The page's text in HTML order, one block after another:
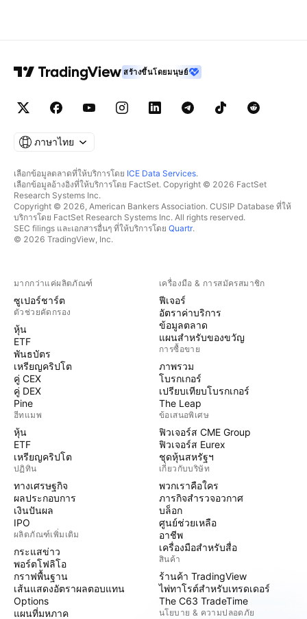
สร้างขึ้นโดยมนุษย์
ภาษาไทย
เลือกข้อมูลตลาดที่ให้บริการโดย ICE Data Services.
เลือกข้อมูลอ้างอิงที่ให้บริการโดย FactSet. Copyright © 2026 FactSet
Research Systems Inc.
Copyright © 2026, American Bankers Association. CUSIP Database ที่ให้
บริการโดย FactSet Research Systems Inc. All rights reserved.
SEC filings และเอกสารอื่นๆ ที่ให้บริการโดย Quartr.
© 2026 TradingView, Inc.
มากกว่าแค่ผลิตภัณฑ์
ซูเปอร์ชาร์ต
ตัวช่วยคัดกรอง
หุ้น
ETF
พันธบัตร
เหรียญคริปโต
คู่ CEX
คู่ DEX
Pine
ฮีทแมพ
หุ้น
ETF
เหรียญคริปโต
ปฏิทิน
ทางเศรษฐกิจ
ผลประกอบการ
เงินปันผล
IPO
ผลิตภัณฑ์เพิ่มเติม
กระแสข่าว
พอร์ตโฟลิโอ
กราฟพื้นฐาน
เส้นแสดงอัตราผลตอบแทน
Options
แผนที่มหภาค
เครื่องมือ & การสมัครสมาชิก
ฟีเจอร์
อัตราค่าบริการ
ข้อมูลตลาด
แผนสำหรับของขวัญ
การซื้อขาย
ภาพรวม
โบรกเกอร์
เปรียบเทียบโบรกเกอร์
The Leap
ข้อเสนอพิเศษ
ฟิวเจอร์ส CME Group
ฟิวเจอร์ส Eurex
ชุดหุ้นสหรัฐฯ
เกี่ยวกับบริษัท
พวกเราคือใคร
ภารกิจสำรวจอวกาศ
บล็อก
ศูนย์ช่วยเหลือ
อาชีพ
เครื่องมือสำหรับสื่อ
สินค้า
ร้านค้า TradingView
ไพ่ทาโรต์สำหรับเทรดเดอร์
The C63 TradeTime
นโยบาย & ความปลอดภัย